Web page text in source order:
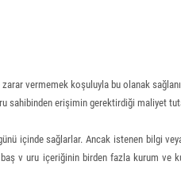
vermemek koşuluyla bu olanak
sahibinden erişimin gerektirdiği maliyet
içinde sağlarlar. Ancak istenen bilgi
v uru içeriğinin birden fazla kurum